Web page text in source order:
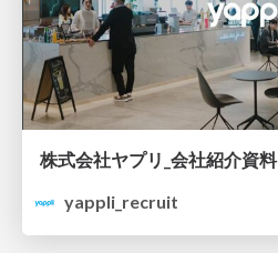
株式会社ヤプリ_会社紹介資料
yappli_recruit